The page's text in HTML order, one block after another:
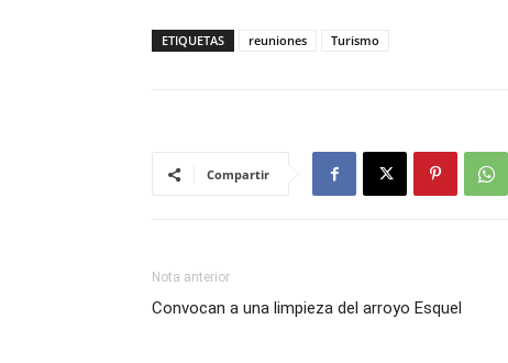
ETIQUETAS reuniones Turismo
Compartir
Nota anterior
Convocan a una limpieza del arroyo Esquel